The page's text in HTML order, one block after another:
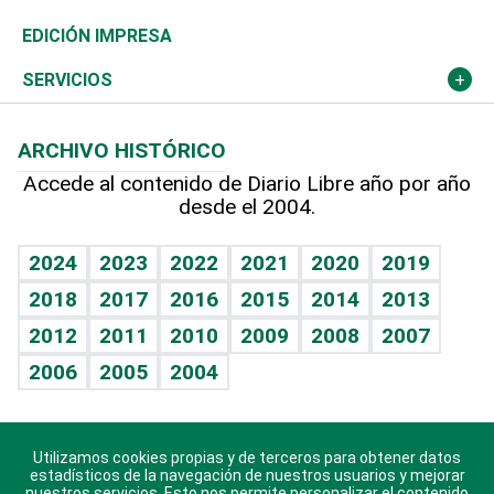
Caribe
Resto del mundo
Global y variable
Economía personal
Novedades
Podcast Arte Libre
Hablando con el pediatra
Vida y familia
Eñe
Celebrando la vida
Sin complejos
En pocas palabras
Escuchando al corazón
Olimpismo
Más deportes
Línea de hit
BRV
TBT Deportivo
Frente al Statu Quo
El Espía
Columnistas
Más firmas
Despertando al gigante
Cambio climático
Deportes
Opinión
Hecho en casa
Guía del dinero
EDICIÓN IMPRESA
SERVICIOS
Cumpleaños
Horóscopos
Juegos
ARCHIVO HISTÓRICO
Accede al contenido de Diario Libre año por año
desde el 2004.
2024 2023 2022 2021 2020
2019
2018
2017 2016 2015 2014
2013
2012
2011 2010 2009 2008
2007
2006
2005 2004
Descarga nuestras aplicaciones para Android, iOS y
sistema Huawei.
Utilizamos cookies propias y de terceros para obtener datos
estadísticos de la navegación de nuestros usuarios y mejorar